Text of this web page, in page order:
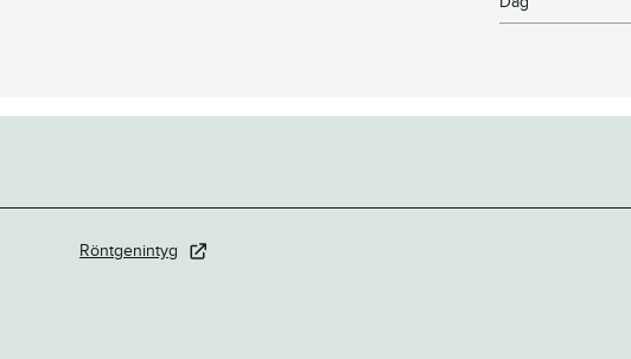
Röntgenintyg